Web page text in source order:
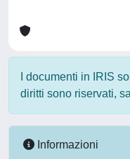
I documenti in IRIS
diritti sono riservati,
Informazioni